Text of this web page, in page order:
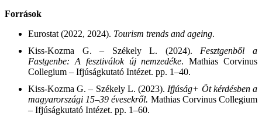
Források
Eurostat (2022, 2024). Tourism trends and ageing.
Kiss-Kozma G. – Székely L. (2024). Fesztgenből a
Fastgenbe: A fesztiválok új nemzedéke. Mathias Corvinus
Collegium – Ifjúságkutató Intézet. pp. 1–40.
Kiss-Kozma G. – Székely L. (2023). Ifjúság+ Öt kérdésben a
magyarországi 15–39 évesekről. Mathias Corvinus Collegium
– Ifjúságkutató Intézet. pp. 1–60.